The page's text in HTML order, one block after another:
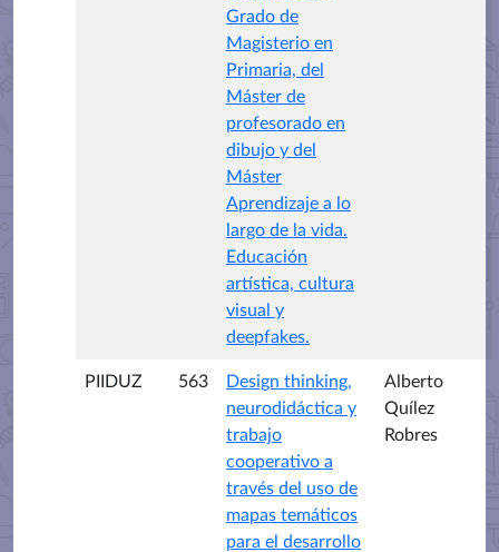
Grado de
Magisterio en
Primaria, del
Máster de
profesorado en
dibujo y del
Máster
Aprendizaje a lo
largo de la vida.
Educación
artística, cultura
visual y
deepfakes.
PIIDUZ 563
Design thinking,
neurodidáctica y
trabajo
cooperativo a
través del uso de
mapas temáticos
para el desarrollo
Alberto
Quílez
Robres